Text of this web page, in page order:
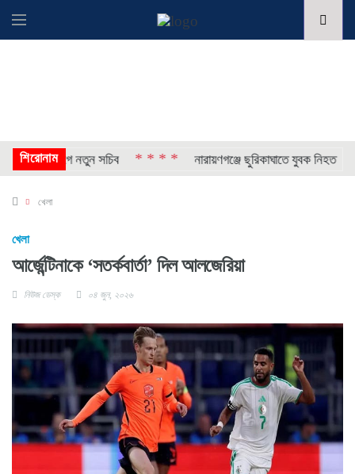
শিরোনাম
এক বিভাগে নতুন সচিব * * * * নারায়ণগঞ্জে ছুরিকাঘাতে যুবক নিহত * *
খেলা
খেলা
আর্জেন্টিনাকে ‘সতর্কবার্তা’ দিল আলজেরিয়া
নিউজ ডেস্ক ০৪ জুন, ২০২৬